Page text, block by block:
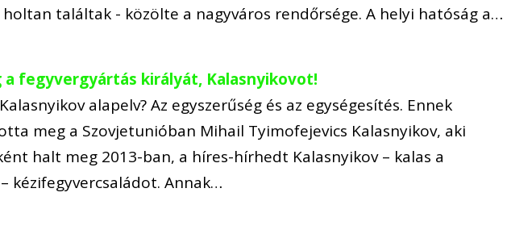
találtak - közölte a nagyváros rendőrsége. A helyi hatóság a…
a fegyvergyártás királyát, Kalasnyikovot!
alapelv? Az egyszerűség és az egységesítés. Ennek
meg a Szovjetunióban Mihail Tyimofejevics Kalasnyikov, aki
halt meg 2013-ban, a híres-hírhedt Kalasnyikov – kalas a
kézifegyvercsaládot. Annak…